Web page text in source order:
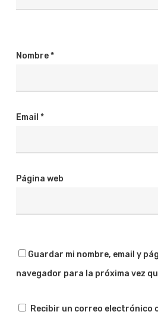
Nombre*
Email *
Página web
Guardar mi nombre, email y
navegador para la próxima vez
Recibir un correo electrónico